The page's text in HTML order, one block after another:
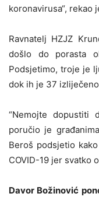
koronavirusa“, rekao
Ravnatelj HZJZ
došlo do porasta
Podsjetimo, troje je
dok ih je 37
“Nemojte dopustiti
poručio je
Beroš podsjetio
COVID-19 jer svatko
Davor Božinović